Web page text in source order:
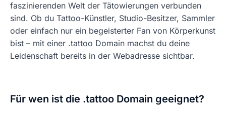
faszinierenden Welt der Tätowierungen verbunden
sind. Ob du Tattoo-Künstler, Studio-Besitzer, Sammler
oder einfach nur ein begeisterter Fan von Körperkunst
bist – mit einer .tattoo Domain machst du deine
Leidenschaft bereits in der Webadresse sichtbar.
Für wen ist die .tattoo Domain geeignet?